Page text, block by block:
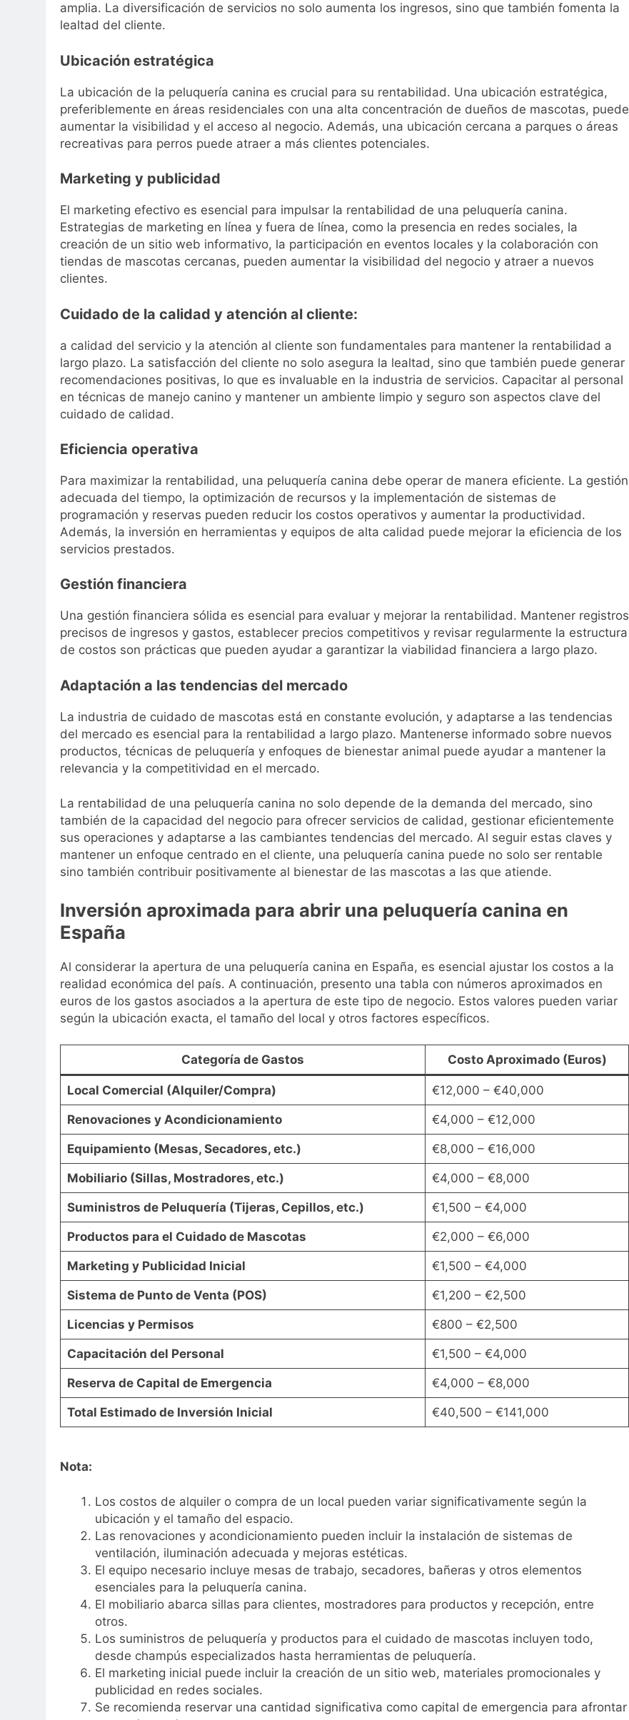
amplia. La diversificación de servicios no solo aumenta los ingresos, sino que también fomenta la
lealtad del cliente.
Ubicación estratégica
La ubicación de la peluquería canina es crucial para su rentabilidad. Una ubicación estratégica,
preferiblemente en áreas residenciales con una alta concentración de dueños de mascotas, puede
aumentar la visibilidad y el acceso al negocio. Además, una ubicación cercana a parques o áreas
recreativas para perros puede atraer a más clientes potenciales.
Marketing y publicidad
El marketing efectivo es esencial para impulsar la rentabilidad de una peluquería canina.
Estrategias de marketing en línea y fuera de línea, como la presencia en redes sociales, la
creación de un sitio web informativo, la participación en eventos locales y la colaboración con
tiendas de mascotas cercanas, pueden aumentar la visibilidad del negocio y atraer a nuevos
clientes.
Cuidado de la calidad y atención al cliente:
a calidad del servicio y la atención al cliente son fundamentales para mantener la rentabilidad a
largo plazo. La satisfacción del cliente no solo asegura la lealtad, sino que también puede generar
recomendaciones positivas, lo que es invaluable en la industria de servicios. Capacitar al personal
en técnicas de manejo canino y mantener un ambiente limpio y seguro son aspectos clave del
cuidado de calidad.
Eficiencia operativa
Para maximizar la rentabilidad, una peluquería canina debe operar de manera eficiente. La gestión
adecuada del tiempo, la optimización de recursos y la implementación de sistemas de
programación y reservas pueden reducir los costos operativos y aumentar la productividad.
Además, la inversión en herramientas y equipos de alta calidad puede mejorar la eficiencia de los
servicios prestados.
Gestión financiera
Una gestión financiera sólida es esencial para evaluar y mejorar la rentabilidad. Mantener registros
precisos de ingresos y gastos, establecer precios competitivos y revisar regularmente la estructura
de costos son prácticas que pueden ayudar a garantizar la viabilidad financiera a largo plazo.
Adaptación a las tendencias del mercado
La industria de cuidado de mascotas está en constante evolución, y adaptarse a las tendencias
del mercado es esencial para la rentabilidad a largo plazo. Mantenerse informado sobre nuevos
productos, técnicas de peluquería y enfoques de bienestar animal puede ayudar a mantener la
relevancia y la competitividad en el mercado.
La rentabilidad de una peluquería canina no solo depende de la demanda del mercado, sino
también de la capacidad del negocio para ofrecer servicios de calidad, gestionar eficientemente
sus operaciones y adaptarse a las cambiantes tendencias del mercado. Al seguir estas claves y
mantener un enfoque centrado en el cliente, una peluquería canina puede no solo ser rentable
sino también contribuir positivamente al bienestar de las mascotas a las que atiende.
Inversión aproximada para abrir una peluquería canina en
España
Al considerar la apertura de una peluquería canina en España, es esencial ajustar los costos a la
realidad económica del país. A continuación, presento una tabla con números aproximados en
euros de los gastos asociados a la apertura de este tipo de negocio. Estos valores pueden variar
según la ubicación exacta, el tamaño del local y otros factores específicos.
Categoría de Gastos Costo Aproximado (Euros)
Local Comercial (Alquiler/Compra) €12,000 – €40,000
Renovaciones y Acondicionamiento €4,000 – €12,000
Equipamiento (Mesas, Secadores, etc.) €8,000 – €16,000
Mobiliario (Sillas, Mostradores, etc.) €4,000 – €8,000
Suministros de Peluquería (Tijeras, Cepillos, etc.) €1,500 – €4,000
Productos para el Cuidado de Mascotas €2,000 – €6,000
Marketing y Publicidad Inicial €1,500 – €4,000
Sistema de Punto de Venta (POS) €1,200 – €2,500
Licencias y Permisos €800 – €2,500
Capacitación del Personal €1,500 – €4,000
Reserva de Capital de Emergencia €4,000 – €8,000
Total Estimado de Inversión Inicial €40,500 – €141,000
Nota:
Los costos de alquiler o compra de un local pueden variar significativamente según la
ubicación y el tamaño del espacio.
Las renovaciones y acondicionamiento pueden incluir la instalación de sistemas de
ventilación, iluminación adecuada y mejoras estéticas.
El equipo necesario incluye mesas de trabajo, secadores, bañeras y otros elementos
esenciales para la peluquería canina.
El mobiliario abarca sillas para clientes, mostradores para productos y recepción, entre
otros.
Los suministros de peluquería y productos para el cuidado de mascotas incluyen todo,
desde champús especializados hasta herramientas de peluquería.
El marketing inicial puede incluir la creación de un sitio web, materiales promocionales y
publicidad en redes sociales.
Se recomienda reservar una cantidad significativa como capital de emergencia para afrontar